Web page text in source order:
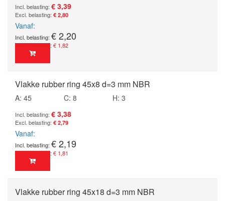
€ 3,39
€ 2,80
Vanaf
€ 2,20
€ 1,82
Vlakke rubber ring 45x8 d=3 mm NBR
A: 45 C: 8
H: 3
€ 3,38
€ 2,79
Vanaf
€ 2,19
€ 1,81
Vlakke rubber ring 45x18 d=3 mm NBR